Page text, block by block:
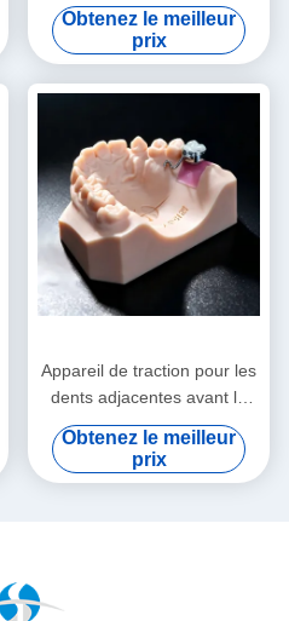
Retenant professionnel clair
Obtenez le meilleur
prix
Appareil de traction pour les
dents adjacentes avant le
placement des implants
Obtenez le meilleur
prix